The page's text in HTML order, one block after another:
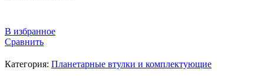
В избранное
Сравнить
Категория: Планетарные втулки и комплектующие